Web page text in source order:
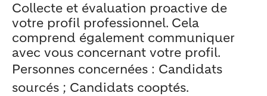
Collecte et évaluation proactive de
votre profil professionnel. Cela
comprend également communiquer
avec vous concernant votre profil.
Personnes concernées : Candidats
sourcés ; Candidats cooptés.